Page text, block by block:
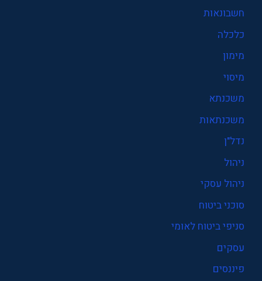
חשבונאות
כלכלה
מימון
מיסוי
משכנתא
משכנתאות
נדל"ן
ניהול
ניהול עסקי
סוכני ביטוח
סניפי ביטוח לאומי
עסקים
פיננסים